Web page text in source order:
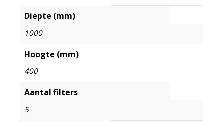
Diepte (mm)
1000
Hoogte (mm)
400
Aantal filters
5